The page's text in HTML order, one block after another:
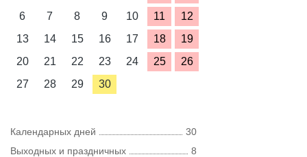
6
7 8 9 10 11
12
13
14 15 16 17 18
19
20
21 22 23 24 25
26
27
28 29 30
Календарных дней
30
Выходных и праздничных
8